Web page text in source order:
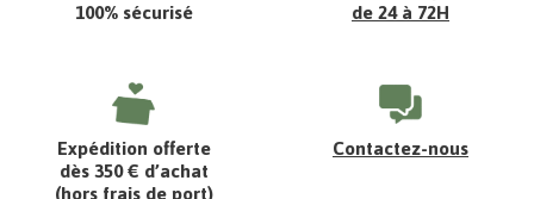
100% sécurisé de 24 à 72H
Expédition offerte
dès 350 € d’achat
Contactez-nous